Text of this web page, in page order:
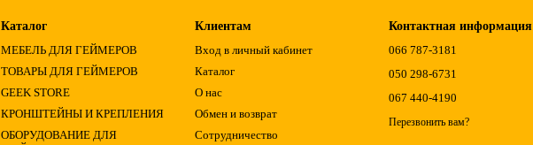
Каталог
МЕБЕЛЬ ДЛЯ ГЕЙМЕРОВ
ТОВАРЫ ДЛЯ ГЕЙМЕРОВ
GEEK STORE
КРОНШТЕЙНЫ И КРЕПЛЕНИЯ
ОБОРУДОВАНИЕ ДЛЯ
Клиентам
Вход в личный кабинет
Каталог
О нас
Обмен и возврат
Сотрудничество
Контактная информация
066 787-3181
050 298-6731
067 440-4190
Перезвонить вам?